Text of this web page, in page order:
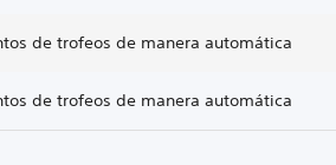
de trofeos de manera automática
de trofeos de manera automática